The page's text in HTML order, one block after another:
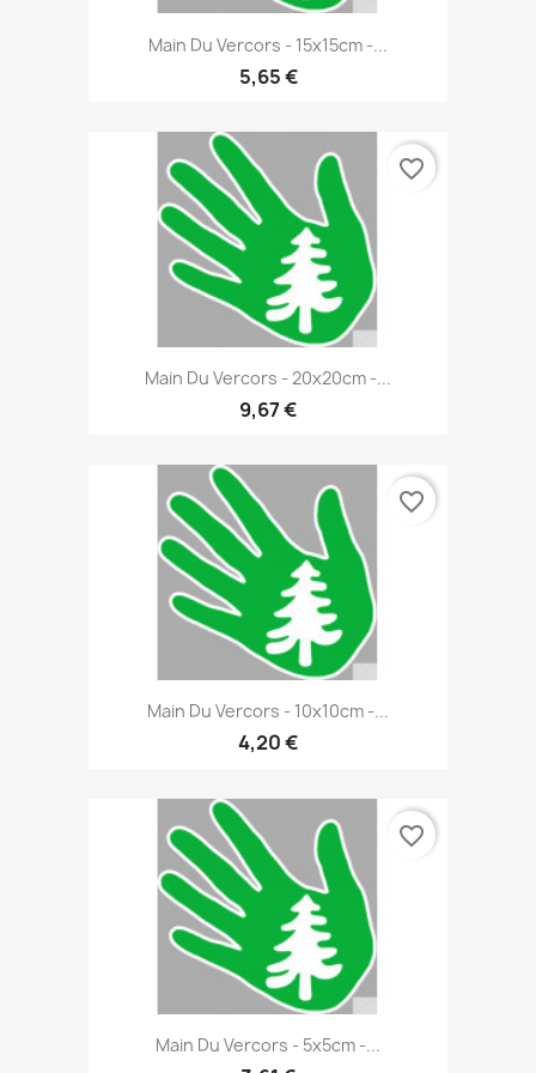
Main Du Vercors - 15x15cm -...
5,65 €
Main Du Vercors - 20x20cm -...
9,67 €
favorite_border
Main Du Vercors - 10x10cm -...
4,20 €
favorite_border
Main Du Vercors - 5x5cm -...
favorite_border